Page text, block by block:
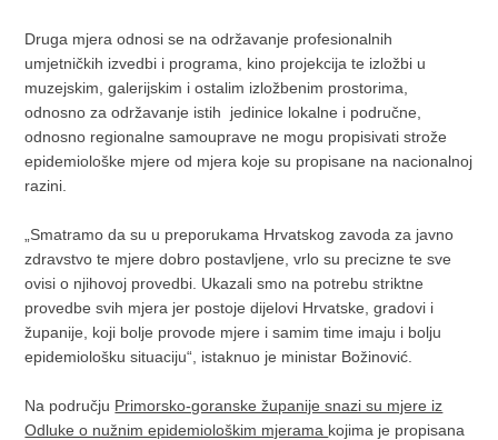
Druga mjera odnosi se na održavanje profesionalnih
umjetničkih izvedbi i programa, kino projekcija te izložbi u
muzejskim, galerijskim i ostalim izložbenim prostorima,
odnosno za održavanje istih jedinice lokalne i područne,
odnosno regionalne samouprave ne mogu propisivati strože
epidemiološke mjere od mjera koje su propisane na nacionalnoj
razini.
„Smatramo da su u preporukama Hrvatskog zavoda za javno
zdravstvo te mjere dobro postavljene, vrlo su precizne te sve
ovisi o njihovoj provedbi. Ukazali smo na potrebu striktne
provedbe svih mjera jer postoje dijelovi Hrvatske, gradovi i
županije, koji bolje provode mjere i samim time imaju i bolju
epidemiološku situaciju“, istaknuo je ministar Božinović.
Na području Primorsko-goranske županije snazi su mjere iz
Odluke o nužnim epidemiološkim mjerama kojima je propisana